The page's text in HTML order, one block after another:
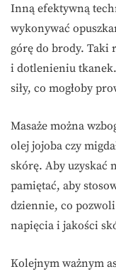
Inną efektywną
wykonywać
górę do brody. Taki
i dotlenieniu tkanek.
siły, co mogłoby
Masaże można
olej jojoba czy
skórę. Aby uzyskać
pamiętać, aby
dziennie, co
napięcia i jakości
Kolejnym ważnym